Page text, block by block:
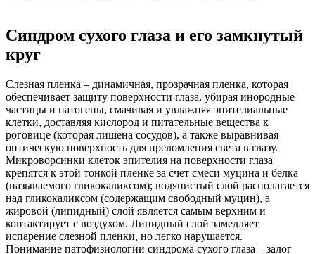
Синдром сухого глаза и его замкнутый
круг
Слезная пленка – динамичная, прозрачная пленка, которая
обеспечивает защиту поверхности глаза, убирая инородные
частицы и патогены, смачивая и увлажняя эпителиальные
клетки, доставляя кислород и питательные вещества к
роговице (которая лишена сосудов), а также выравнивая
оптическую поверхность для преломления света в глазу.
Микроворсинки клеток эпителия на поверхности глаза
крепятся к этой тонкой пленке за счет смеси муцина и белка
(называемого гликокаликсом); водянистый слой располагается
над гликокаликсом (содержащим свободный муцин), а
жировой (липидный) слой является самым верхним и
контактирует с воздухом. Липидный слой замедляет
испарение слезной пленки, но легко нарушается.
Понимание патофизиологии синдрома сухого глаза – залог